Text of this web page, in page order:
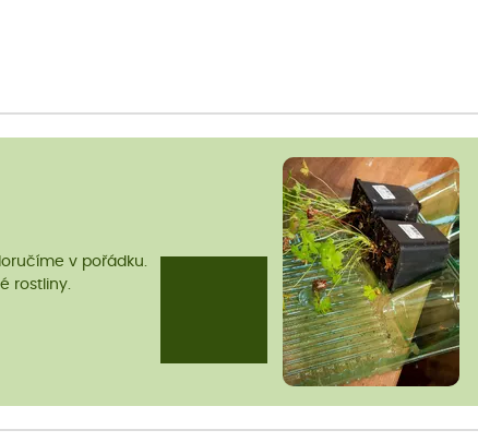
v pořádku.
rostliny.